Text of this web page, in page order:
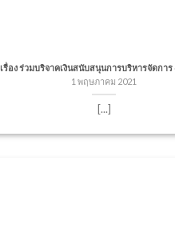
เรื่อง ร่วมบริจาคเงินสนับสนุนการบริหารจัดการ
1 พฤษภาคม 2021
[...]